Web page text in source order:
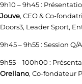
9h10 – 9h45 :
Jouve, CEO & Co-
Doors3, Leader Sport,
9h45 – 9h55 : Session Q/A
9h55 – 100h00 :
Orellano, Co-fondateur